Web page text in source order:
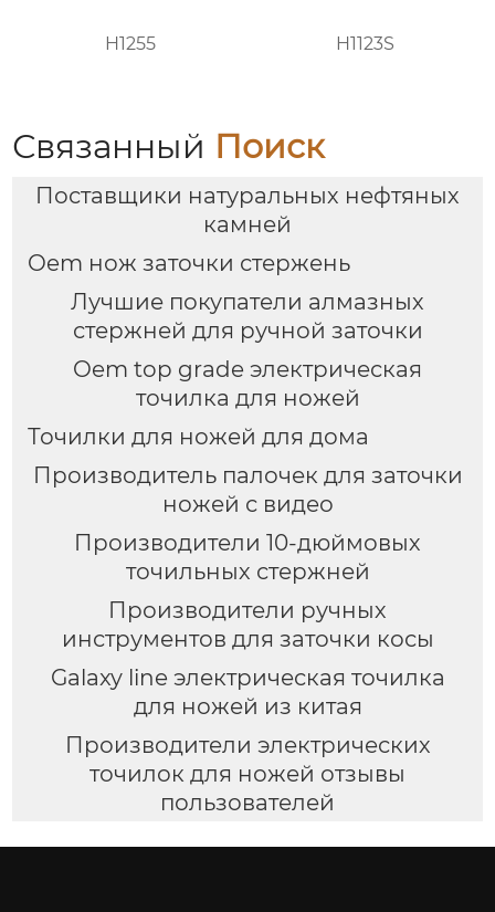
H1255 H1123S
Связанный Поиск
Поставщики натуральных нефтяных
камней
Oem нож заточки стержень
Лучшие покупатели алмазных
стержней для ручной заточки
Oem top grade электрическая
точилка для ножей
Точилки для ножей для дома
Производитель палочек для заточки
ножей с видео
Производители 10-дюймовых
точильных стержней
Производители ручных
инструментов для заточки косы
Galaxy line электрическая точилка
для ножей из китая
Производители электрических
точилок для ножей отзывы
пользователей